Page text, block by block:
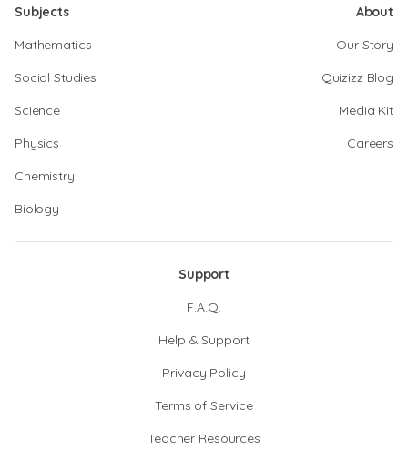
Subjects
Mathematics
Social Studies
Science
Physics
Chemistry
Biology
About
Our Story
Quizizz Blog
Media Kit
Careers
Support
F.A.Q.
Help & Support
Privacy Policy
Terms of Service
Teacher Resources